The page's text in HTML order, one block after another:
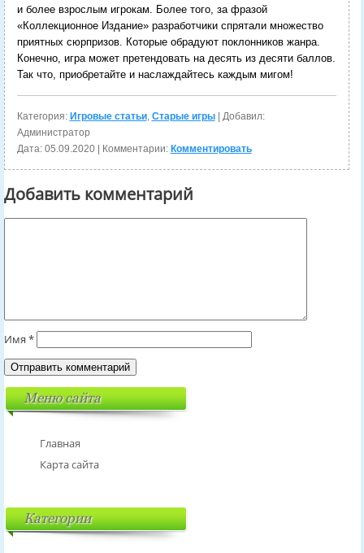
и более взрослым игрокам. Более того, за фразой
«Коллекционное Издание» разработчики спрятали множество
приятных сюрпризов. Которые обрадуют поклонников жанра.
Конечно, игра может претендовать на десять из десяти баллов.
Так что, приобретайте и наслаждайтесь каждым мигом!
Категория: Игровые статьи, Старые игры| Добавил:
Администратор
Дата: 05.09.2020| Комментарии: Комментировать
Добавить комментарий
Имя *
Меню сайта
Главная
Карта сайта
Категории